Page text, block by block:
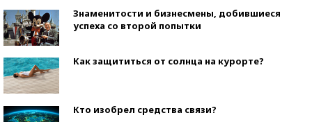
Знаменитости и бизнесмены, добившиеся
успеха со второй попытки
Как защититься от солнца на курорте?
Кто изобрел средства связи?